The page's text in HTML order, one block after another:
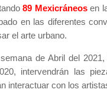
89 Mexicráneosen
en las diferentes
el arte urbano.
de Abril del
intervendrán las
interactuar con los